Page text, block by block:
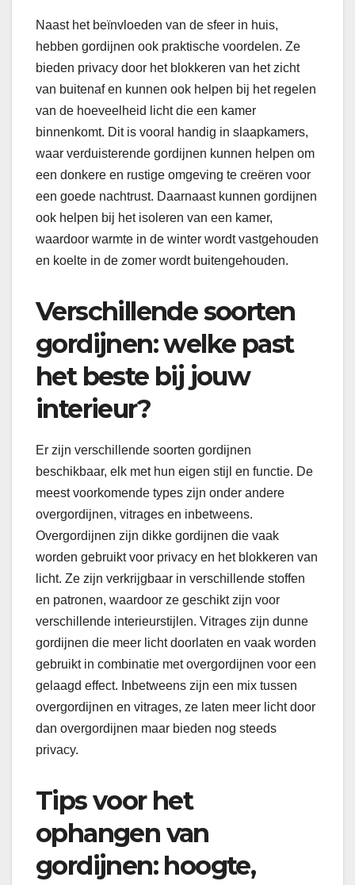
Naast het beïnvloeden van de sfeer in huis,
hebben gordijnen ook praktische voordelen. Ze
bieden privacy door het blokkeren van het zicht
van buitenaf en kunnen ook helpen bij het regelen
van de hoeveelheid licht die een kamer
binnenkomt. Dit is vooral handig in slaapkamers,
waar verduisterende gordijnen kunnen helpen om
een donkere en rustige omgeving te creëren voor
een goede nachtrust. Daarnaast kunnen gordijnen
ook helpen bij het isoleren van een kamer,
waardoor warmte in de winter wordt vastgehouden
en koelte in de zomer wordt buitengehouden.
Verschillende soorten
gordijnen: welke past
het beste bij jouw
interieur?
Er zijn verschillende soorten gordijnen
beschikbaar, elk met hun eigen stijl en functie. De
meest voorkomende types zijn onder andere
overgordijnen, vitrages en inbetweens.
Overgordijnen zijn dikke gordijnen die vaak
worden gebruikt voor privacy en het blokkeren van
licht. Ze zijn verkrijgbaar in verschillende stoffen
en patronen, waardoor ze geschikt zijn voor
verschillende interieurstijlen. Vitrages zijn dunne
gordijnen die meer licht doorlaten en vaak worden
gebruikt in combinatie met overgordijnen voor een
gelaagd effect. Inbetweens zijn een mix tussen
overgordijnen en vitrages, ze laten meer licht door
dan overgordijnen maar bieden nog steeds
privacy.
Tips voor het
ophangen van
gordijnen: hoogte,